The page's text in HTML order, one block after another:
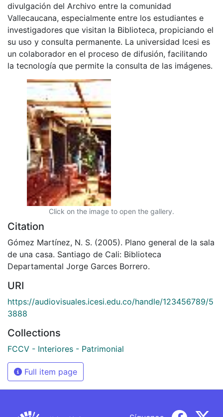
divulgación del Archivo entre la comunidad
Vallecaucana, especialmente entre los estudiantes e
investigadores que visitan la Biblioteca, propiciando el
su uso y consulta permanente. La universidad Icesi es
un colaborador en el proceso de difusión, facilitando
la tecnología que permite la consulta de las imágenes.
Click on the image to open the gallery.
Citation
Gómez Martínez, N. S. (2005). Plano general de la sala
de una casa. Santiago de Cali: Biblioteca
Departamental Jorge Garces Borrero.
URI
https://audiovisuales.icesi.edu.co/handle/123456789/5
3888
Collections
FCCV - Interiores - Patrimonial
Full item page